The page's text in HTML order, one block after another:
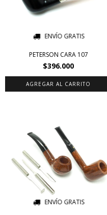
ENVÍO GRATIS
PETERSON CARA 107
$396.000
ENVÍO GRATIS